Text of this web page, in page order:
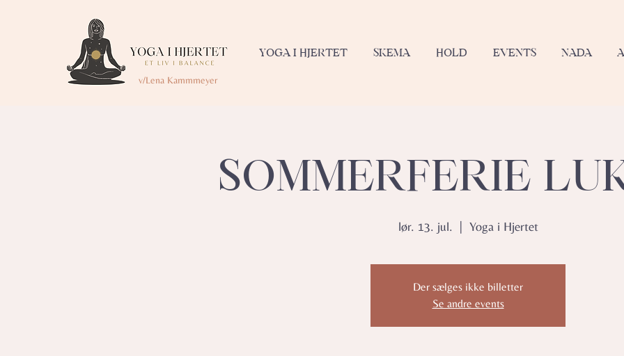
v/Lena Kammmeyer
YOGA I HJERTET SKEMA HOLD EVENTS NADA
SOMMERFERIE
lør. 13. jul. Yoga i Hjertet
Der sælges ikke billetter
Se andre events